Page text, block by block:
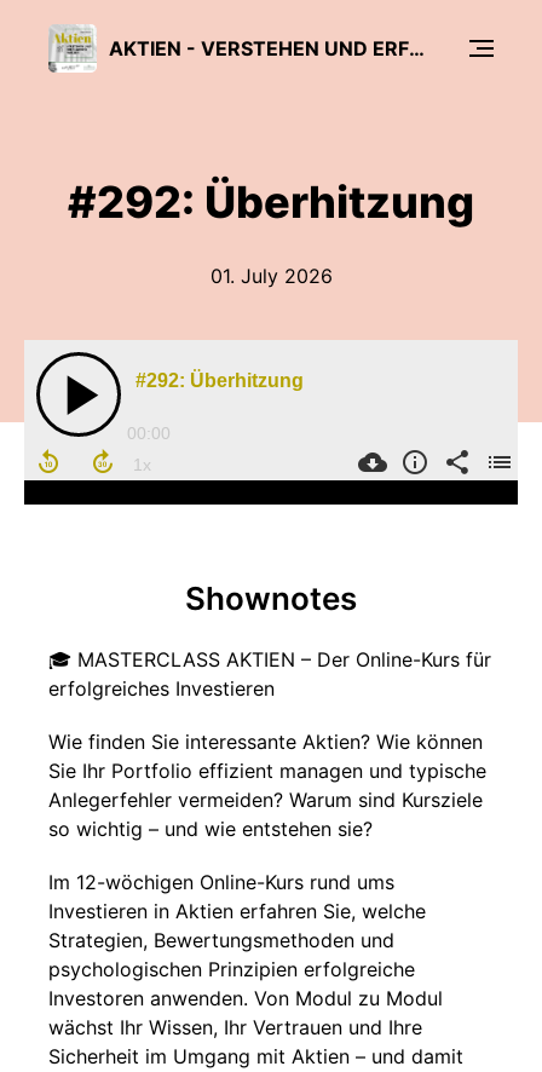
AKTIEN - VERSTEHEN UND ERFOLGREICH NUTZEN
#292: Überhitzung
01. July 2026
#292: Überhitzung
00:00
Shownotes
🎓 MASTERCLASS AKTIEN – Der Online-Kurs für
erfolgreiches Investieren
Wie finden Sie interessante Aktien? Wie können
Sie Ihr Portfolio effizient managen und typische
Anlegerfehler vermeiden? Warum sind Kursziele
so wichtig – und wie entstehen sie?
Im 12-wöchigen Online-Kurs rund ums
Investieren in Aktien erfahren Sie, welche
Strategien, Bewertungsmethoden und
psychologischen Prinzipien erfolgreiche
Investoren anwenden. Von Modul zu Modul
wächst Ihr Wissen, Ihr Vertrauen und Ihre
Sicherheit im Umgang mit Aktien – und damit